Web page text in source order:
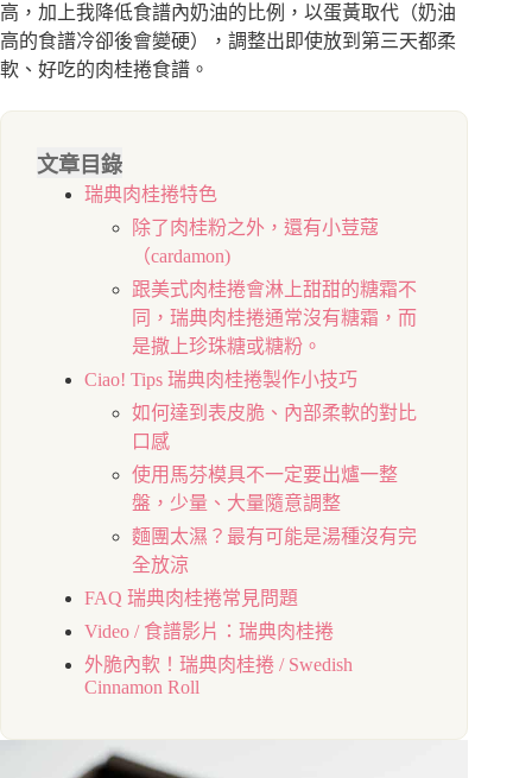
高，加上我降低食譜內奶油的比例，以蛋黃取代（奶油
高的食譜冷卻後會變硬），調整出即使放到第三天都柔
軟、好吃的肉桂捲食譜。
文章目錄
瑞典肉桂捲特色
除了肉桂粉之外，還有小荳蔻
（cardamon)
跟美式肉桂捲會淋上甜甜的糖霜不
同，瑞典肉桂捲通常沒有糖霜，而
是撒上珍珠糖或糖粉。
Ciao! Tips 瑞典肉桂捲製作小技巧
如何達到表皮脆、內部柔軟的對比
口感
使用馬芬模具不一定要出爐一整
盤，少量、大量隨意調整
麵團太濕？最有可能是湯種沒有完
全放涼
FAQ 瑞典肉桂捲常見問題
Video / 食譜影片：瑞典肉桂捲
外脆內軟！瑞典肉桂捲 / Swedish
Cinnamon Roll